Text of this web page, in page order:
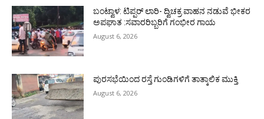
ಬಂಟ್ವಾಳ: ಟಿಪ್ಪರ್ ಲಾರಿ- ದ್ವಿಚಕ್ರ ವಾಹನ ನಡುವೆ ಭೀಕರ
ಅಪಘಾತ :ಸವಾರರಿಬ್ಬರಿಗೆ ಗಂಭೀರ ಗಾಯ
August 6, 2026
ಪುರಸಭೆಯಿಂದ ರಸ್ತೆ ಗುಂಡಿಗಳಿಗೆ ತಾತ್ಕಾಲಿಕ ಮುಕ್ತಿ
August 6, 2026